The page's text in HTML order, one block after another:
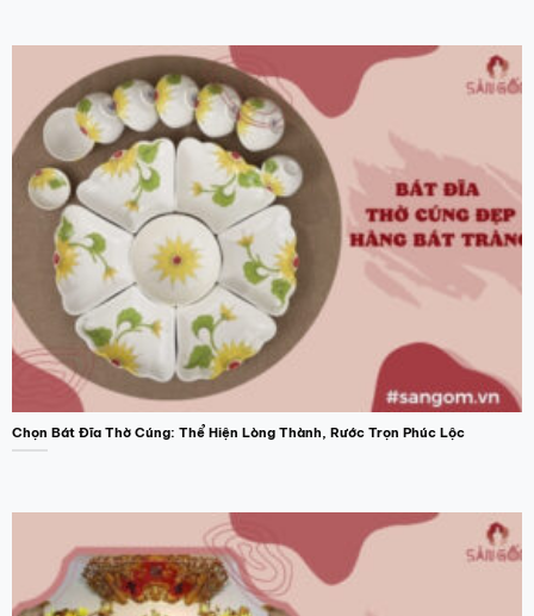
Chọn Bát Đĩa Thờ Cúng: Thể Hiện Lòng Thành, Rước Trọn Phúc Lộc